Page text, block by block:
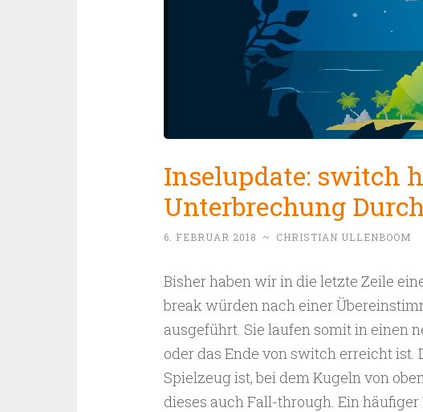
Inselupdate: switch
Unterbrechung
6. FEBRUAR 2018 ~ CHRISTIAN ULLENBOOM
Bisher haben wir in die letzte Zeile
break würden nach einer
ausgeführt. Sie laufen somit in einen
oder das Ende von switch erreicht
Spielzeug ist, bei dem Kugeln von
dieses auch Fall-through. Ein